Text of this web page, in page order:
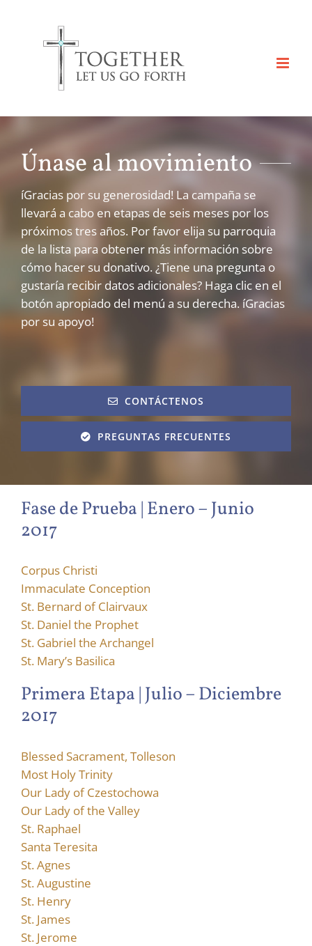
Únase al movimiento
íGracias por su generosidad! La campaña se
llevará a cabo en etapas de seis meses por los
próximos tres años. Por favor elija su parroquia
de la lista para obtener más información sobre
cómo hacer su donativo. ¿Tiene una pregunta o
gustaría recibir datos adicionales? Haga clic en el
botón apropiado del menú a su derecha. íGracias
por su apoyo!
CONTÁCTENOS
PREGUNTAS FRECUENTES
Fase de Prueba | Enero – Junio
2017
Corpus Christi
Immaculate Conception
St. Bernard of Clairvaux
St. Daniel the Prophet
St. Gabriel the Archangel
St. Mary’s Basilica
Primera Etapa | Julio – Diciembre
2017
Blessed Sacrament, Tolleson
Most Holy Trinity
Our Lady of Czestochowa
Our Lady of the Valley
St. Raphael
Santa Teresita
St. Agnes
St. Augustine
St. Henry
St. James
St. Jerome